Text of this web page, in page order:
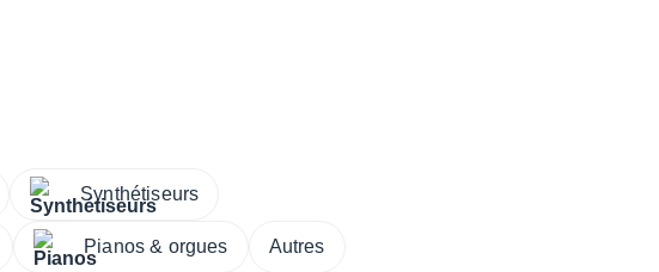
Synthétiseurs
Pianos & orgues Autres